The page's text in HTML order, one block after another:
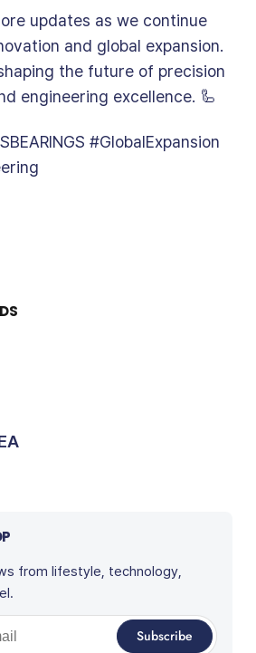
updates as we continue
and global expansion.
the future of precision
engineering excellence. 🦾
#GlobalExpansion
from lifestyle, technology,
Subscribe